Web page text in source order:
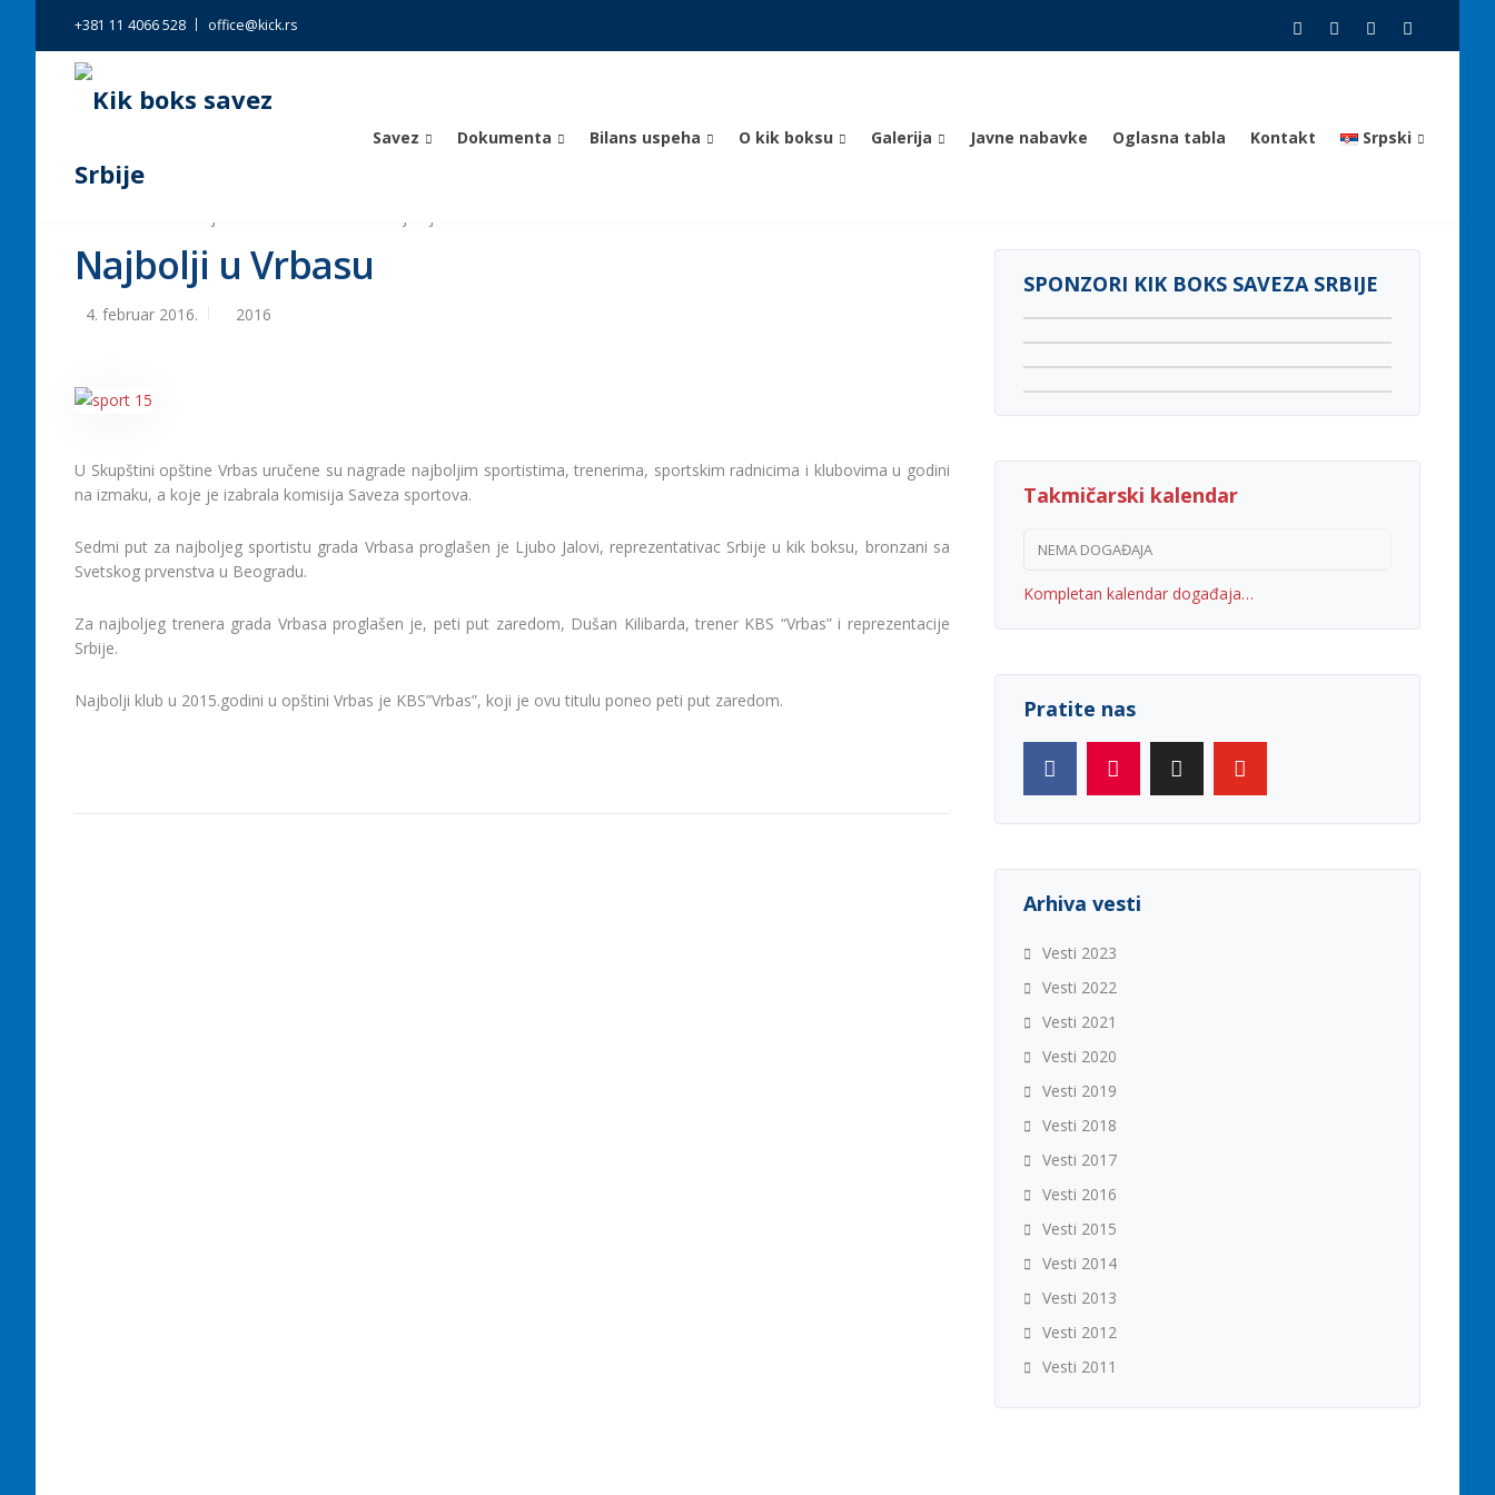
+381 11 4066 528 office@kick.rs
Savez Dokumenta Bilans uspeha O kik boksu Galerija Javne nabavke Oglasna tabla Kontakt Srpski
Najbolji u Vrbasu
4. februar 2016. 2016
U Skupštini opštine Vrbas uručene su nagrade najboljim sportistima, trenerima, sportskim radnicima i klubovima u godini
na izmaku, a koje je izabrala komisija Saveza sportova.
Sedmi put za najboljeg sportistu grada Vrbasa proglašen je Ljubo Jalovi, reprezentativac Srbije u kik boksu, bronzani sa
Svetskog prvenstva u Beogradu.
Za najboljeg trenera grada Vrbasa proglašen je, peti put zaredom, Dušan Kilibarda, trener KBS “Vrbas” i reprezentacije
Srbije.
Najbolji klub u 2015.godini u opštini Vrbas je KBS”Vrbas”, koji je ovu titulu poneo peti put zaredom.
SPONZORI KIK BOKS SAVEZA SRBIJE
Takmičarski kalendar
NEMA DOGAĐAJA
Kompletan kalendar događaja…
Pratite nas
Arhiva vesti
Vesti 2023
Vesti 2022
Vesti 2021
Vesti 2020
Vesti 2019
Vesti 2018
Vesti 2017
Vesti 2016
Vesti 2015
Vesti 2014
Vesti 2013
Vesti 2012
Vesti 2011